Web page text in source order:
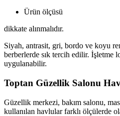
Ürün ölçüsü
dikkate alınmalıdır.
Siyah, antrasit, gri, bordo ve koyu
berberlerde sık tercih edilir. İşletme
uygulanabilir.
Toptan Güzellik Salonu
Güzellik merkezi, bakım salonu,
kullanılan havlular farklı ölçülerde